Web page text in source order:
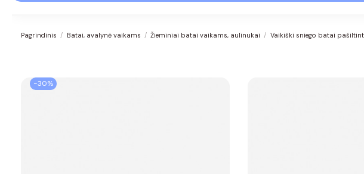
Pagrindinis Batai, avalynė vaikams Žieminiai batai vaikams, aulinukai Vaikiški sniego batai
−30%